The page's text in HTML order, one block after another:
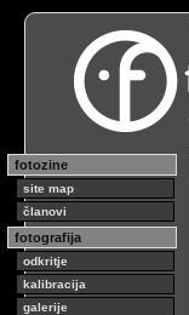
fotozine
site map
članovi
fotografija
odkritje
kalibracija
galerije